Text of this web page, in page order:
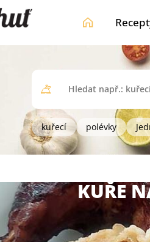
kuřecí polévky
KUŘE